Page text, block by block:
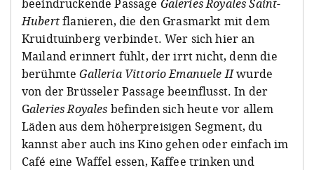
beeindruckende Passage Galeries Royales Saint-
Hubertflanieren, die den Grasmarkt mit dem
Kruidtuinberg verbindet. Wer sich hier an
Mailand erinnert fühlt, der irrt nicht, denn die
berühmteGalleria Vittorio Emanuele IIwurde
von der Brüsseler Passage beeinflusst. In der
Galeries Royales befinden sich heute vor allem
Läden aus dem höherpreisigen Segment, du
kannst aber auch ins Kino gehen oder einfach im
Café eine Waffel essen, Kaffee trinken und